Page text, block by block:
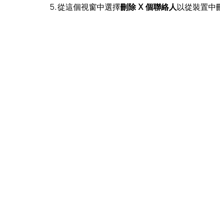
5. 從這個視窗中選擇刪除 X 個聯絡人以從裝置中